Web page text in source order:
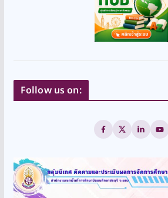
Follow us on: